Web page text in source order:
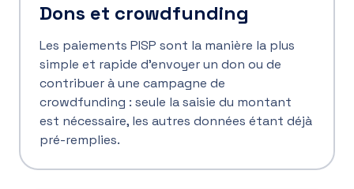
Dons et crowdfunding
Les paiements PISP sont la manière la plus
simple et rapide d’envoyer un don ou de
contribuer à une campagne de
crowdfunding : seule la saisie du montant
est nécessaire, les autres données étant déjà
pré-remplies.